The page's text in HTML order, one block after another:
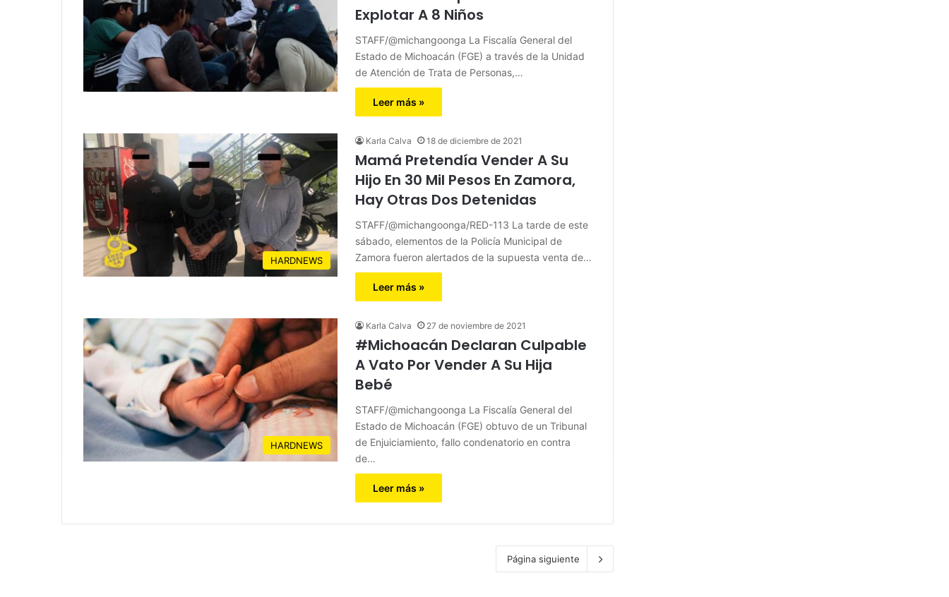
Explotar A 8 Niños
STAFF/@michangoonga La Fiscalía General del
Estado de Michoacán (FGE) a través de la Unidad
de Atención de Trata de Personas,…
Leer más »
HARDNEWS
Karla Calva 18 de diciembre de 2021
Mamá Pretendía Vender A Su
Hijo En 30 Mil Pesos En Zamora,
Hay Otras Dos Detenidas
STAFF/@michangoonga/RED-113 La tarde de este
sábado, elementos de la Policía Municipal de
Zamora fueron alertados de la supuesta venta de…
Leer más »
HARDNEWS
Karla Calva 27 de noviembre de 2021
#Michoacán Declaran Culpable
A Vato Por Vender A Su Hija
Bebé
STAFF/@michangoonga La Fiscalía General del
Estado de Michoacán (FGE) obtuvo de un Tribunal
de Enjuiciamiento, fallo condenatorio en contra
de…
Leer más »
Página siguiente